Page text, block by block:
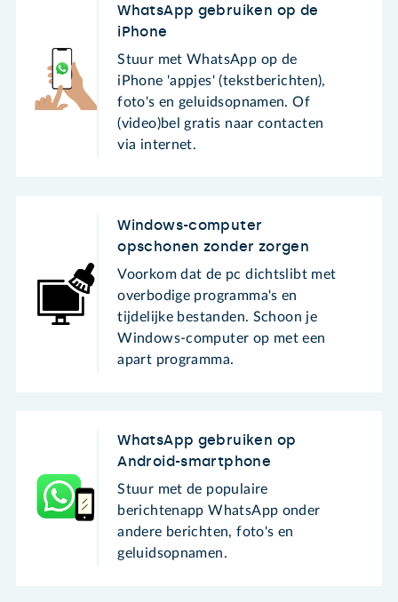
WhatsApp gebruiken op de
iPhone
Stuur met WhatsApp op de
iPhone 'appjes' (tekstberichten),
foto's en geluidsopnamen. Of
(video)bel gratis naar contacten
via internet.
Windows-computer
opschonen zonder zorgen
Voorkom dat de pc dichtslibt met
overbodige programma's en
tijdelijke bestanden. Schoon je
Windows-computer op met een
apart programma.
WhatsApp gebruiken op
Android-smartphone
Stuur met de populaire
berichtenapp WhatsApp onder
andere berichten, foto's en
geluidsopnamen.